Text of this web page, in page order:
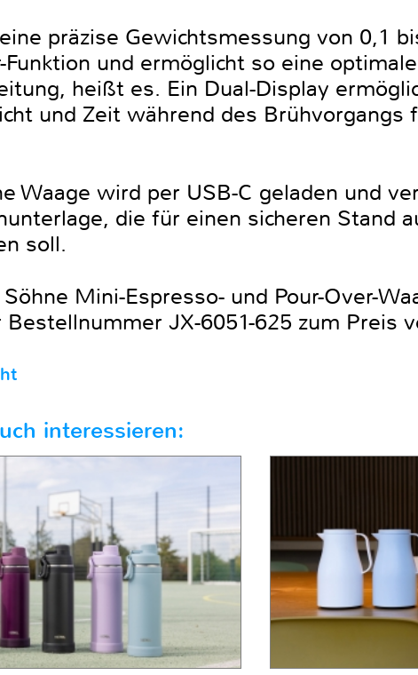
präzise Gewichtsmessung von 0,1
und ermöglicht so eine
heißt es. Ein Dual-Display
und Zeit während des Brühvorgangs
Waage wird per USB-C geladen und
die für einen sicheren Stand
soll.
Mini-Espresso- und Pour-Over-
JX-6051-625 zum Preis
interessieren: